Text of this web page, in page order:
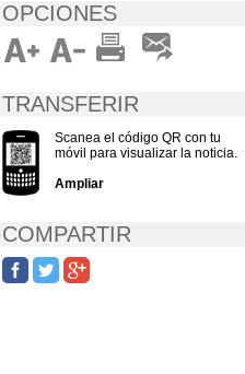
OPCIONES
TRANSFERIR
Scanea el código QR con tu
móvil para visualizar la noticia.
Ampliar
COMPARTIR